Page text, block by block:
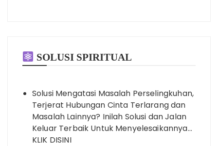
SOLUSI SPIRITUAL
Solusi Mengatasi Masalah Perselingkuhan,
Terjerat Hubungan Cinta Terlarang dan
Masalah Lainnya? Inilah Solusi dan Jalan
Keluar Terbaik Untuk Menyelesaikannya…
KLIK DISINI